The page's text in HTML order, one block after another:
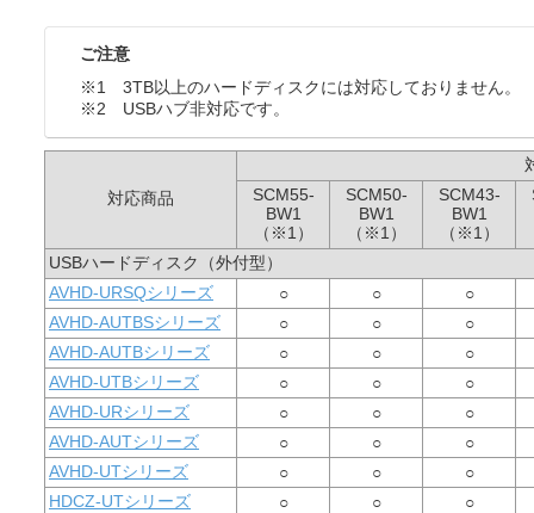
ご注意
※1 3TB以上のハードディスクには対応しておりません。
※2 USBハブ非対応です。
対応商品
SCM55-
BW1
（※1）
SCM50-
BW1
（※1）
SCM43-
BW1
（※1）
USBハードディスク（外付型）
AVHD-URSQシリーズ
○ ○
○
AVHD-AUTBSシリーズ
○ ○
○
AVHD-AUTBシリーズ
○ ○
○
AVHD-UTBシリーズ
○ ○
○
AVHD-URシリーズ
○ ○
○
AVHD-AUTシリーズ
○ ○
○
AVHD-UTシリーズ
○ ○
○
HDCZ-UTシリーズ
○ ○
○